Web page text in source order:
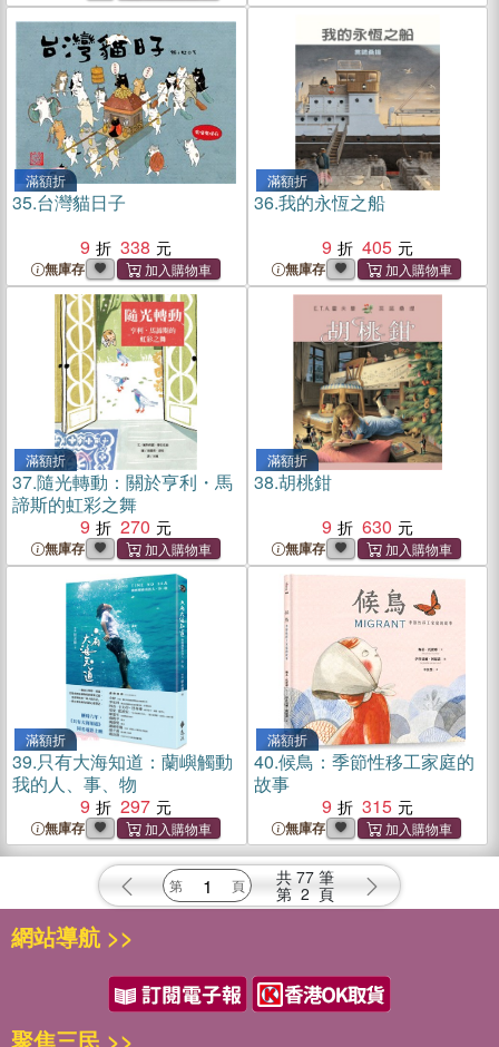
滿額折
35.台灣貓日子
9
338
無庫存
滿額折
36.我的永恆之船
9
405
無庫存
滿額折
37.隨光轉動：關於亨利・馬
諦斯的虹彩之舞
9
270
無庫存
滿額折
38.胡桃鉗
9
630
無庫存
滿額折
39.只有大海知道：蘭嶼觸動
我的人、事、物
9
297
無庫存
滿額折
40.候鳥：季節性移工家庭的
故事
9
315
無庫存
共 77 筆
第 2 頁
網站導航 >>
聚焦三民 >>